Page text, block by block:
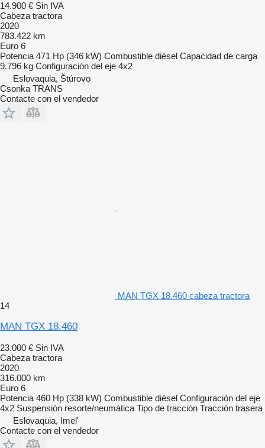
14.900 € Sin IVA
Cabeza tractora
2020
783.422 km
Euro 6
Potencia 471 Hp (346 kW) Combustible diésel Capacidad de carga
9.796 kg Configuración del eje 4x2
Eslovaquia, Štúrovo
Csonka TRANS
Contacte con el vendedor
MAN TGX 18.460 cabeza tractora
14
MAN TGX 18.460
23.000 € Sin IVA
Cabeza tractora
2020
316.000 km
Euro 6
Potencia 460 Hp (338 kW) Combustible diésel Configuración del eje
4x2 Suspensión resorte/neumática Tipo de tracción Tracción trasera
Eslovaquia, Imeľ
Contacte con el vendedor